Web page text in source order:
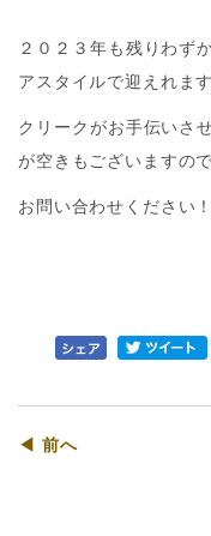
２０２３年も残りわず
アスタイルで迎えれま
クリークがお手伝いさ
が空きもございますので
お問い合わせください！
◀ 前へ